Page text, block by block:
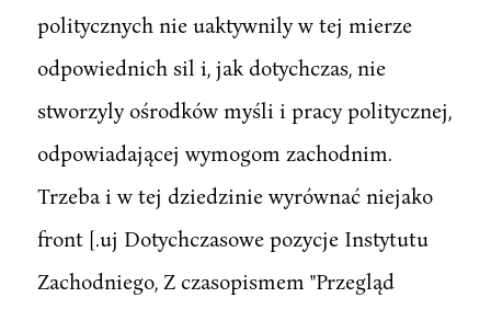
politycznych nie uaktywnily w tej mierze
odpowiednich sil i, jak dotychczas, nie
stworzyly ośrodków myśli i pracy politycznej,
odpowiadającej wymogom zachodnim.
Trzeba i w tej dziedzinie wyrównać niejako
front [.uj Dotychczasowe pozycje Instytutu
Zachodniego, Z czasopismem "Przegląd